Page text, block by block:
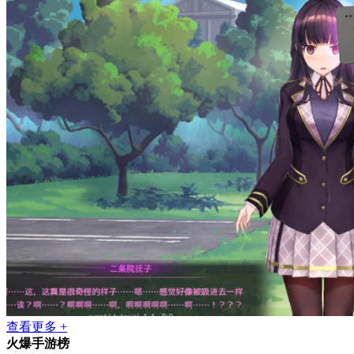
查看更多 +
火爆手游榜